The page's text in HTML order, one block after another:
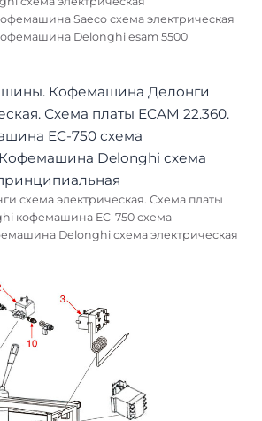
Saeco схема электрическая
Delonghi esam 5500
схема электрическая. Схема платы
кофемашина EC-750 схема
Delonghi схема электрическая